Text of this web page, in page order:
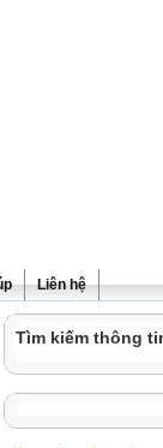
Liên hệ
Tìm kiếm thông